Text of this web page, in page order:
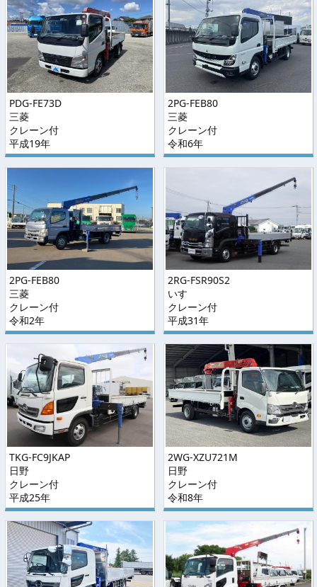
PDG-FE73D
三菱
クレーン付
平成19年
2PG-FEB80
三菱
クレーン付
令和6年
2PG-FEB80
三菱
クレーン付
令和2年
2RG-FSR90S2
いすゞ
クレーン付
平成31年
TKG-FC9JKAP
日野
クレーン付
平成25年
2WG-XZU721M
日野
クレーン付
令和8年